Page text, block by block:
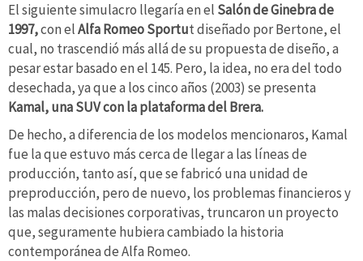
El siguiente simulacro llegaría en el Salón de Ginebra de
1997,con elAlfa Romeo Sportut diseñado por Bertone, el
cual, no trascendió más allá de su propuesta de diseño, a
pesar estar basado en el 145. Pero, la idea, no era del todo
desechada, ya que a los cinco años (2003) se presenta
Kamal, una SUV con la plataforma del Brera.
De hecho, a diferencia de los modelos mencionaros, Kamal
fue la que estuvo más cerca de llegar a las líneas de
producción, tanto así, que se fabricó una unidad de
preproducción, pero de nuevo, los problemas financieros y
las malas decisiones corporativas, truncaron un proyecto
que, seguramente hubiera cambiado la historia
contemporánea de Alfa Romeo.